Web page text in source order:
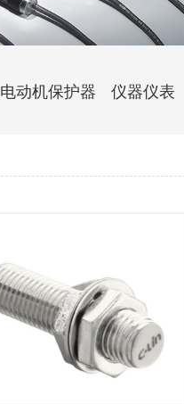
配电控制
电动机保护器 仪器仪表